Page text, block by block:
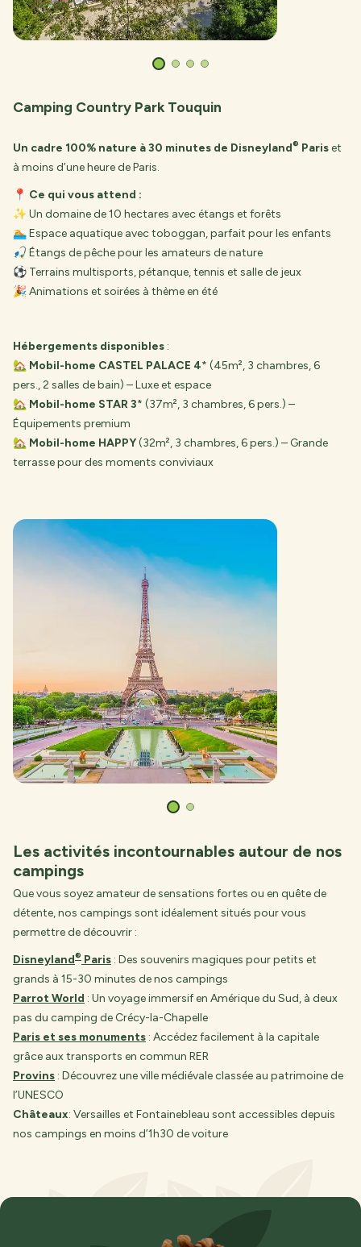
Camping Country Park Touquin
Un cadre 100% nature à 30 minutes de Disneyland® Pariset
à moins d’une heure de Paris.
📍 Ce qui vous attend :
✨ Un domaine de 10 hectares avec étangs et forêts
🏊 Espace aquatique avec toboggan, parfait pour les enfants
🎣 Étangs de pêche pour les amateurs de nature
⚽ Terrains multisports, pétanque, tennis et salle de jeux
🎉 Animations et soirées à thème en été
Hébergements disponibles :
🏡 Mobil-home CASTEL PALACE 4* (45m², 3 chambres, 6
pers., 2 salles de bain) – Luxe et espace
🏡 Mobil-home STAR 3* (37m², 3 chambres, 6 pers.) –
Équipements premium
🏡 Mobil-home HAPPY(32m², 3 chambres, 6 pers.) – Grande
terrasse pour des moments conviviaux
Les activités incontournables autour de nos
campings
Que vous soyez amateur de sensations fortes ou en quête de
détente, nos campings sont idéalement situés pour vous
permettre de découvrir :
Disneyland® Paris : Des souvenirs magiques pour petits et
grands à 15-30 minutes de nos campings
Parrot World : Un voyage immersif en Amérique du Sud, à deux
pas du camping de Crécy-la-Chapelle
Paris et ses monuments : Accédez facilement à la capitale
grâce aux transports en commun RER
Provins : Découvrez une ville médiévale classée au patrimoine de
l’UNESCO
Châteaux: Versailles et Fontainebleau sont accessibles depuis
nos campings en moins d’1h30 de voiture